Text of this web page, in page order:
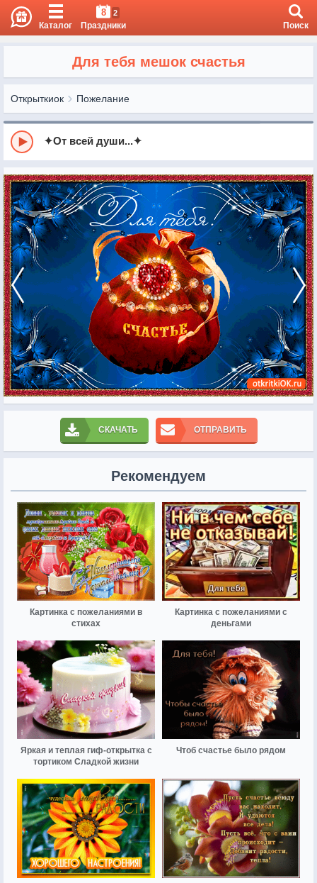
Каталог
8 2
Праздники Поиск
Для тебя мешок счастья
Открыткиок Пожелание
✦От всей души...✦
СКАЧАТЬ ОТПРАВИТЬ
Рекомендуем
Картинка с пожеланиями в
стихах
Картинка с пожеланиями с
деньгами
Яркая и теплая гиф-открытка с
тортиком Сладкой жизни
Чтоб счастье было рядом